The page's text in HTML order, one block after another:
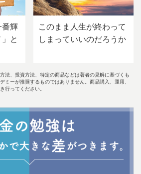
輝
と
このまま人生が終わって
しまっていいのだろうか
法、投資方法、特定の商品などは著者の見解に基づくも
ミーが推奨するものではありません。商品購入、運用、
行ってください。